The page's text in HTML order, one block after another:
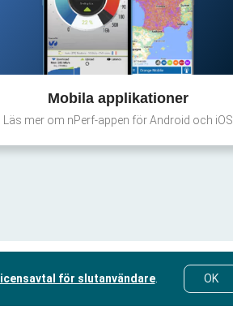
Mobila applikationer
Läs mer om nPerf-appen för Android och iOS
för slutanvändare. OK